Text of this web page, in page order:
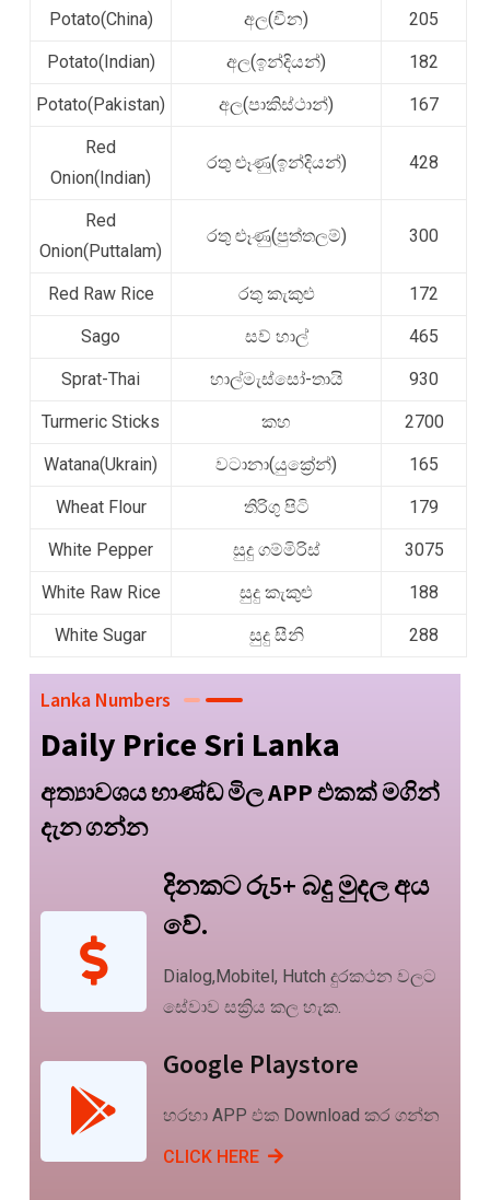
Potato(China) අල(චීන) 205
Potato(Indian) අල(ඉන්දියන්) 182
Potato(Pakistan) අල(පාකිස්ථාන්) 167
Red
Onion(Indian)
රතු ළූණු(ඉන්දියන්) 428
Red
Onion(Puttalam)
රතු ළූණු(පුත්තලම්) 300
Red Raw Rice රතු කැකුළු 172
Sago සව් හාල් 465
Sprat-Thai හාල්මැස්සෝ-තායි 930
Turmeric Sticks කහ 2700
Watana(Ukrain) වටානා(යුක්‍රේන්) 165
Wheat Flour තිරිගු පිටි 179
White Pepper සුදු ගම්මිරිස් 3075
White Raw Rice සුදු කැකුළු 188
White Sugar සුදු සීනි 288
Lanka Numbers
Daily Price Sri Lanka
අත්‍යාවශය භාණ්ඩ මිල APP එකක් මගින්
දැන ගන්න
දිනකට රු5+ බදු මුදල අය
වේ.
Dialog,Mobitel, Hutch දුරකථන වලට
සේවාව සක්‍රිය කල හැක.
Google Playstore
හරහා APP එක Download කර ගන්න
CLICK HERE